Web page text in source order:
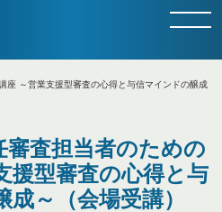
座 ～営業支援型審査の心得と与信マインドの醸成
審査担当者のための
援型審査の心得と与
～（会場受講）